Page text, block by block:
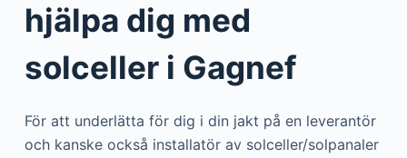
hjälpa dig med
solceller i Gagnef
För att underlätta för dig i din jakt på en leverantör
och kanske också installatör av solceller/solpanaler